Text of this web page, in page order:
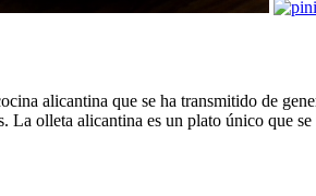
alicantina que se ha transmitido de
La olleta alicantina es un plato único que